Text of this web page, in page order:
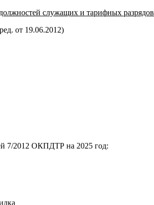
служащих и тарифных разрядов
от 19.06.2012)
7/2012 ОКПДТР на 2025 год: